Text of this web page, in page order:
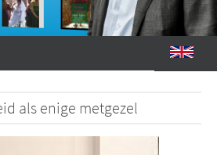
als enige metgezel